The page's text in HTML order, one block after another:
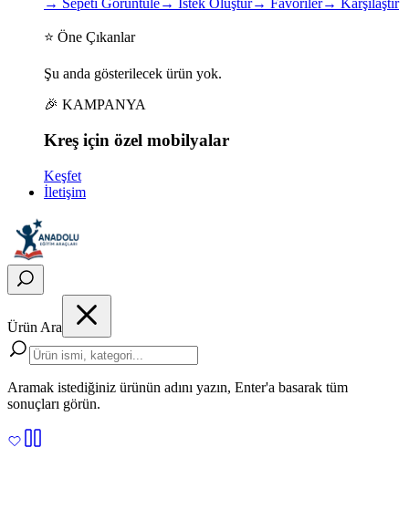
→ Sepeti Görüntüle→ İstek Oluştur→ Favoriler→ Karşılaştır
⭐ Öne Çıkanlar
Şu anda gösterilecek ürün yok.
🎉 KAMPANYA
Kreş için özel mobilyalar
Keşfet
İletişim
Ürün Ara
Aramak istediğiniz ürünün adını yazın, Enter'a basarak tüm
sonuçları görün.